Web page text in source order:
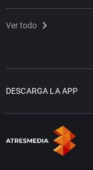
Ver todo
DESCARGA LA APP